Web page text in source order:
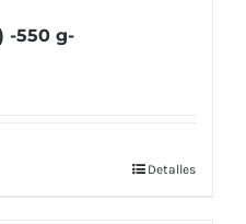
-550 g-
Detalles